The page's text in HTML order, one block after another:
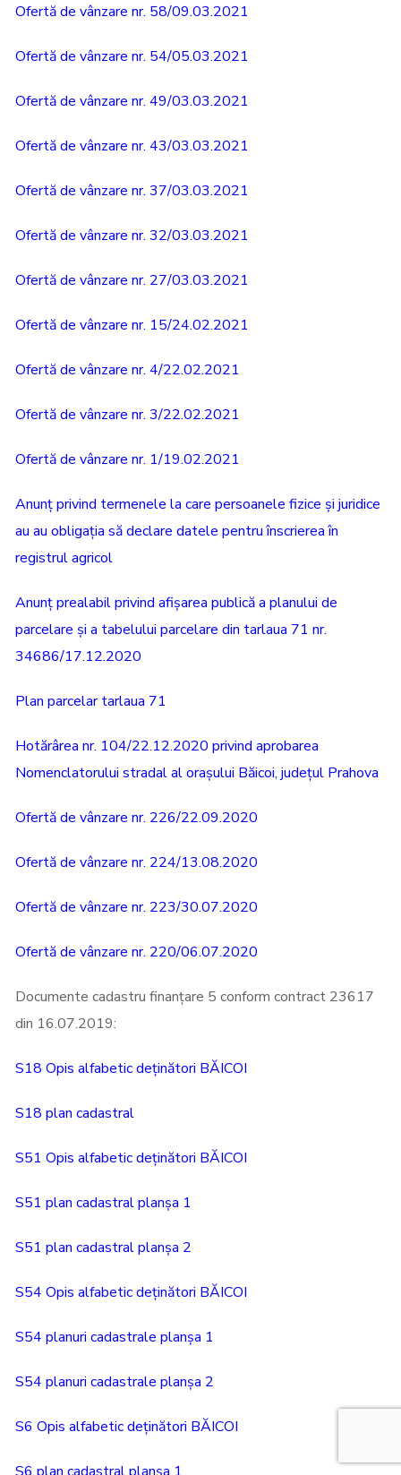
Ofertă de vânzare nr. 58/09.03.2021
Ofertă de vânzare nr. 54/05.03.2021
Ofertă de vânzare nr. 49/03.03.2021
Ofertă de vânzare nr. 43/03.03.2021
Ofertă de vânzare nr. 37/03.03.2021
Ofertă de vânzare nr. 32/03.03.2021
Ofertă de vânzare nr. 27/03.03.2021
Ofertă de vânzare nr. 15/24.02.2021
Ofertă de vânzare nr. 4/22.02.2021
Ofertă de vânzare nr. 3/22.02.2021
Ofertă de vânzare nr. 1/19.02.2021
Anunț privind termenele la care persoanele fizice și juridice
au au obligația să declare datele pentru înscrierea în
registrul agricol
Anunț prealabil privind afișarea publică a planului de
parcelare și a tabelului parcelare din tarlaua 71 nr.
34686/17.12.2020
Plan parcelar tarlaua 71
Hotărârea nr. 104/22.12.2020 privind aprobarea
Nomenclatorului stradal al orașului Băicoi, județul Prahova
Ofertă de vânzare nr. 226/22.09.2020
Ofertă de vânzare nr. 224/13.08.2020
Ofertă de vânzare nr. 223/30.07.2020
Ofertă de vânzare nr. 220/06.07.2020
Documente cadastru finanțare 5 conform contract 23617
din 16.07.2019:
S18 Opis alfabetic deținători BĂICOI
S18 plan cadastral
S51 Opis alfabetic deținători BĂICOI
S51 plan cadastral planșa 1
S51 plan cadastral planșa 2
S54 Opis alfabetic deținători BĂICOI
S54 planuri cadastrale planșa 1
S54 planuri cadastrale planșa 2
S6 Opis alfabetic deținători BĂICOI